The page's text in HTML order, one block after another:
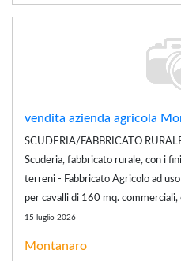
vendita azienda agricola
SCUDERIA/FABBRICATO
Scuderia, fabbricato rurale, con i
terreni - Fabbricato Agricolo ad
per cavalli di 160 mq. commerciali,
15 luglio 2026
Montanaro